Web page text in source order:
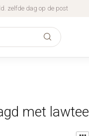
zelfde dag op de post
met lawtee